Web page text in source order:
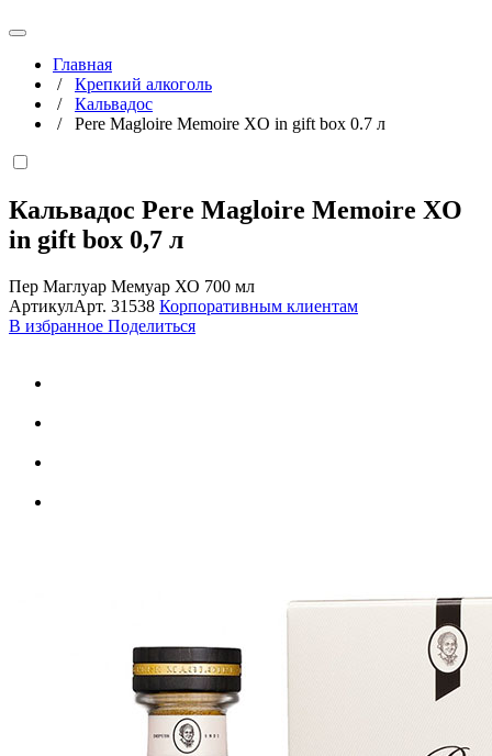
Главная
/ Крепкий алкоголь
/ Кальвадос
/ Pere Magloire Memoire XO in gift box 0.7 л
Кальвадос Pere Magloire Memoire XO
in gift box 0,7 л
Пер Маглуар Мемуар ХО 700 мл
АртикулАрт. 31538 Корпоративным клиентам
В избранное Поделиться